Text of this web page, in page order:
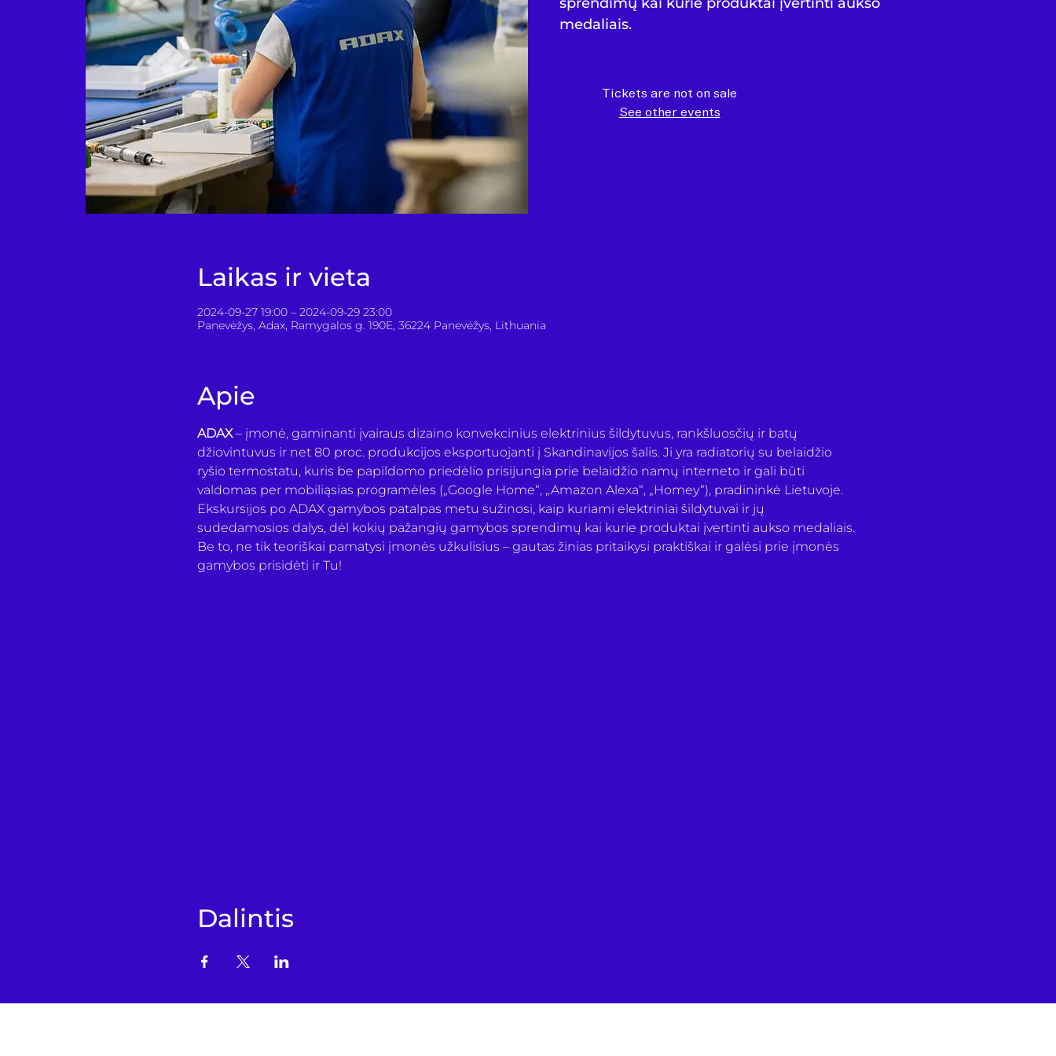
medaliais.
Tickets are not on sale
See other events
Laikas ir vieta
2024-09-27 19:00 – 2024-09-29 23:00
Panevėžys, Adax, Ramygalos g. 190E, 36224 Panevėžys, Lithuania
Apie
ADAX – įmonė, gaminanti įvairaus dizaino konvekcinius elektrinius šildytuvus, rankšluosčių ir batų
džiovintuvus ir net 80 proc. produkcijos eksportuojanti į Skandinavijos šalis. Ji yra radiatorių su belaidžio
ryšio termostatu, kuris be papildomo priedėlio prisijungia prie belaidžio namų interneto ir gali būti
valdomas per mobiliąsias programėles („Google Home“, „Amazon Alexa“, „Homey“), pradininkė Lietuvoje.
Ekskursijos po ADAX gamybos patalpas metu sužinosi, kaip kuriami elektriniai šildytuvai ir jų
sudedamosios dalys, dėl kokių pažangių gamybos sprendimų kai kurie produktai įvertinti aukso medaliais.
Be to, ne tik teoriškai pamatysi įmonės užkulisius – gautas žinias pritaikysi praktiškai ir galėsi prie įmonės
gamybos prisidėti ir Tu!
Dalintis